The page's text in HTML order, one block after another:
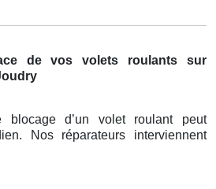
de vos volets roulants sur
d’un volet roulant peut
Nos réparateurs interviennent